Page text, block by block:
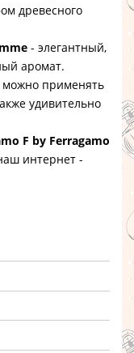
древесного
- элегантный,
аромат.
можно применять
удивительно
F by Ferragamo
интернет -